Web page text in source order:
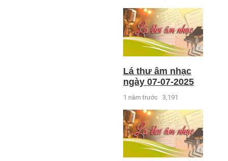
Lá thư âm nhạc
ngày 07-07-2025
1 năm trước 3,191